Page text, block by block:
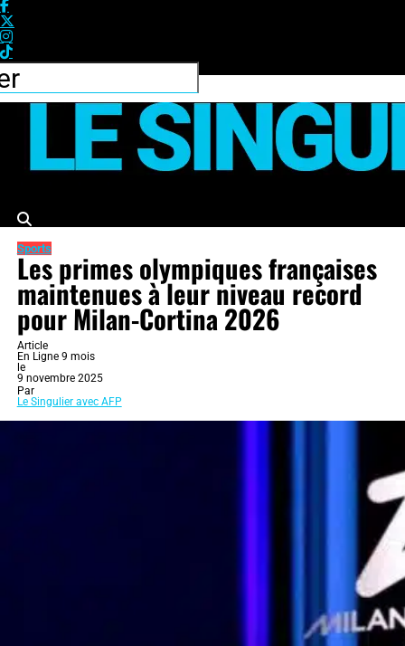
Sports
Les primes olympiques françaises
maintenues à leur niveau record
pour Milan-Cortina 2026
Article
En Ligne 9 mois
le
9 novembre 2025
Par
Le Singulier avec AFP